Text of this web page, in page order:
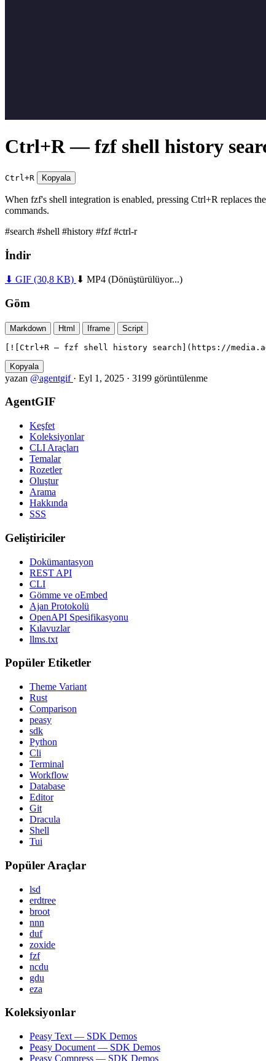
Ctrl+R — fzf shell history
Ctrl+R Kopyala
When fzf's shell integration is enabled, pressing Ctrl+R replaces
commands.
#search #shell #history #fzf#ctrl-r
İndir
⬇ GIF (30,8 KB) ⬇ MP4 (Dönüştürülüyor...)
Göm
Markdown Html Iframe Script
[![Ctrl+R — fzf shell history search](https://
Kopyala
yazan @agentgif · Eyl 1, 2025 · 3199 görüntülenme
AgentGIF
Keşfet
Koleksiyonlar
CLI Araçları
Temalar
Rozetler
Oluştur
Arama
Hakkında
SSS
Geliştiriciler
Dokümantasyon
REST API
CLI
Gömme ve oEmbed
Ajan Protokolü
OpenAPI Spesifikasyonu
Kılavuzlar
llms.txt
Popüler Etiketler
Theme Variant
Rust
Comparison
peasy
sdk
Python
Cli
Terminal
Workflow
Database
Editor
Git
Dracula
Shell
Tui
Popüler Araçlar
lsd
erdtree
broot
nnn
duf
zoxide
fzf
ncdu
gdu
eza
Koleksiyonlar
Peasy Text — SDK Demos
Peasy Document — SDK Demos
Peasy Compress — SDK Demos